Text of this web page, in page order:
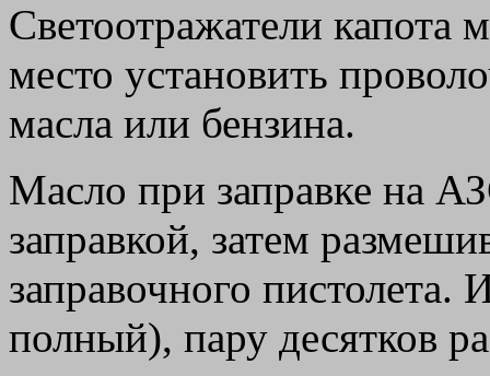
Светоотражатели капота
место установить
масла или бензина.
Масло при заправке на
заправкой, затем
заправочного пистолета.
полный), пару десятков